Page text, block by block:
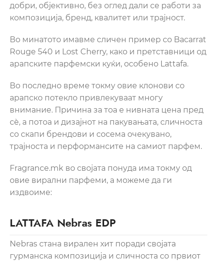
добри, објективно, без оглед дали се работи за
композиција, бренд, квалитет или трајност.
Во минатото имавме сличен пример со Bacarrat
Rouge 540 и Lost Cherry, како и претставници од
арапските парфемски куќи, особено Lattafa.
Во последно време токму овие клонови со
арапско потекло привлекуваат многу
внимание. Причина за тоа е нивната цена пред
сѐ, а потоа и дизајнот на пакувањата, сличноста
со скапи брендови и сосема очекувано,
трајноста и перформансите на самиот парфем.
Fragrance.mk во својата понуда има токму од
овие вирални парфеми, а можеме да ги
издвоиме:
LATTAFA Nebras EDP
Nebras стана вирален хит поради својата
гурманска композиција и сличноста со првиот